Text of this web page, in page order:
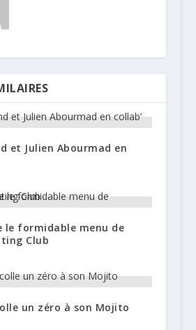
et Julien Abourmad en
le formidable menu de
Club
un zéro à son Mojito